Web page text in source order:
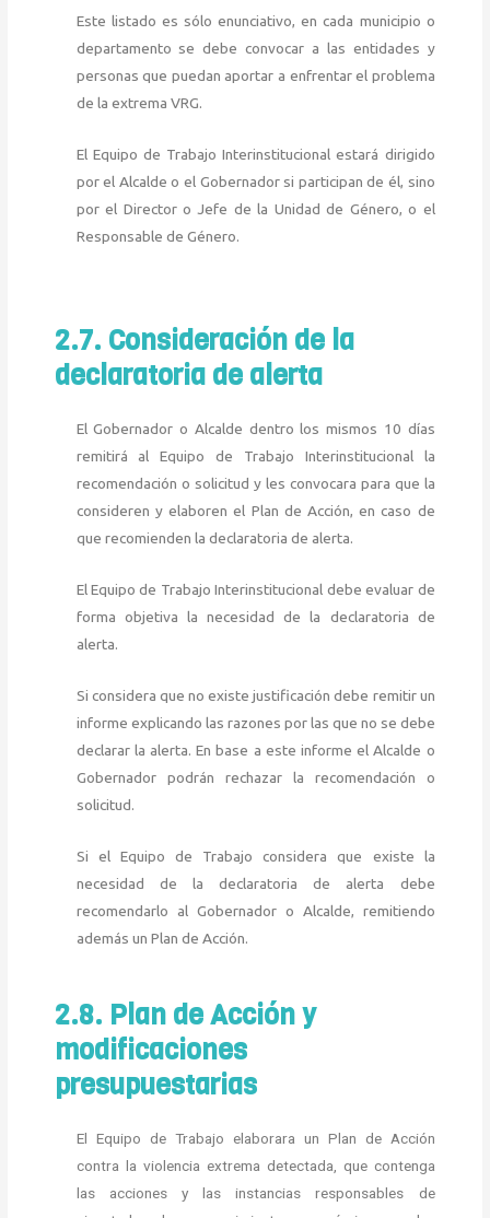
Este listado es sólo enunciativo, en cada municipio o
departamento se debe convocar a las entidades y
personas que puedan aportar a enfrentar el problema
de la extrema VRG.
El Equipo de Trabajo Interinstitucional estará dirigido
por el Alcalde o el Gobernador si participan de él, sino
por el Director o Jefe de la Unidad de Género, o el
Responsable de Género.
2.7. Consideración de la
declaratoria de alerta
El Gobernador o Alcalde dentro los mismos 10 días
remitirá al Equipo de Trabajo Interinstitucional la
recomendación o solicitud y les convocara para que la
consideren y elaboren el Plan de Acción, en caso de
que recomienden la declaratoria de alerta.
El Equipo de Trabajo Interinstitucional debe evaluar de
forma objetiva la necesidad de la declaratoria de
alerta.
Si considera que no existe justificación debe remitir un
informe explicando las razones por las que no se debe
declarar la alerta. En base a este informe el Alcalde o
Gobernador podrán rechazar la recomendación o
solicitud.
Si el Equipo de Trabajo considera que existe la
necesidad de la declaratoria de alerta debe
recomendarlo al Gobernador o Alcalde, remitiendo
además un Plan de Acción.
2.8. Plan de Acción y
modificaciones
presupuestarias
El Equipo de Trabajo elaborara un Plan de Acción
contra la violencia extrema detectada, que contenga
las acciones y las instancias responsables de